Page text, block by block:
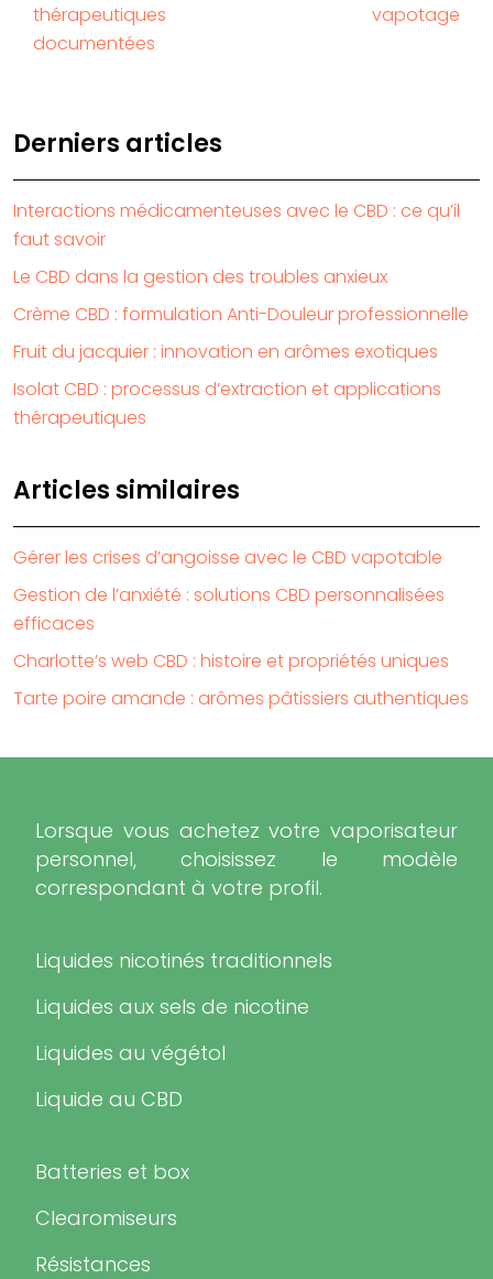
thérapeutiques
documentées
vapotage
Derniers articles
Interactions médicamenteuses avec le CBD : ce qu’il
faut savoir
Le CBD dans la gestion des troubles anxieux
Crème CBD : formulation Anti-Douleur professionnelle
Fruit du jacquier : innovation en arômes exotiques
Isolat CBD : processus d’extraction et applications
thérapeutiques
Articles similaires
Gérer les crises d’angoisse avec le CBD vapotable
Gestion de l’anxiété : solutions CBD personnalisées
efficaces
Charlotte’s web CBD : histoire et propriétés uniques
Tarte poire amande : arômes pâtissiers authentiques
Lorsque vous achetez votre vaporisateur
personnel, choisissez le modèle
correspondant à votre profil.
Liquides nicotinés traditionnels
Liquides aux sels de nicotine
Liquides au végétol
Liquide au CBD
Batteries et box
Clearomiseurs
Résistances